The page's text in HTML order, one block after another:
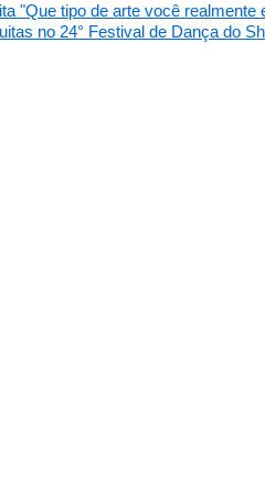
"Que tipo de arte você
no 24° Festival de Dança do